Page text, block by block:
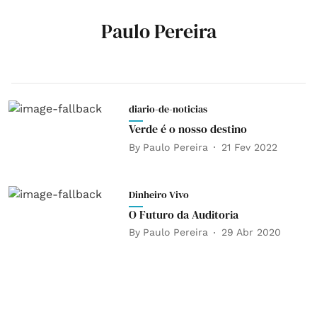
Paulo Pereira
diario-de-noticias
Verde é o nosso destino
By Paulo Pereira 21 Fev 2022
Dinheiro Vivo
O Futuro da Auditoria
By Paulo Pereira 29 Abr 2020